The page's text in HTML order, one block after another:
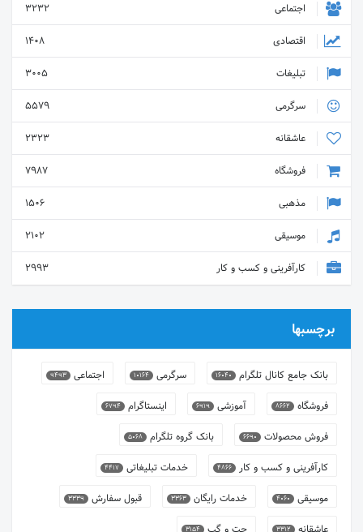
اجتماعی
3232
اقتصادی
1408
تبلیغات
3005
سرگرمی
5579
عاشقانه
2323
فروشگاه
7987
مذهبی
1506
موسیقی
2102
کارآفرینی و کسب و کار
2993
برچسبها
بانک جامع کانال تلگرام 16040 سرگرمی 10164 اجتماعی 9493
فروشگاه 8662 آموزشی 6919 اینستاگرام 6794
فروش محصولات 6690 بانک گروه تلگرام 5068
کارآفرینی و کسب و کار 4866 خدمات تبلیغاتی 4417
موسیقی 4060 خدمات رایگان 3363 قبول سفارش 3339